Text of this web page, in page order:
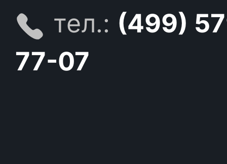
тел.: (499)
77-07